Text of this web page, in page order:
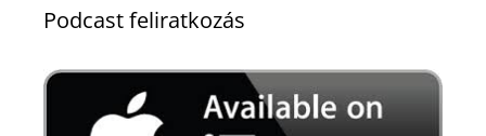
Podcast feliratkozás